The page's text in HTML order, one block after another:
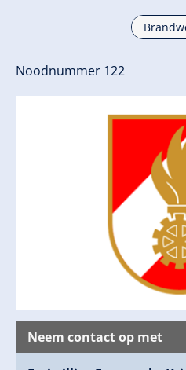
Noodnummer 122
Neem contact op met